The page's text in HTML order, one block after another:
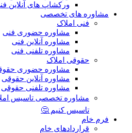
ورکشاپ های آنلاین
مشاوره های تخصصی
فنی املاک
مشاوره حضوری فنی
مشاوره آنلاین فنی
مشاوره تلفنی فنی
حقوقی املاک
مشاوره حضوری
مشاوره آنلاین حقوقی
مشاوره تلفنی حقوقی
مشاوره تخصصی تاسیس
تاسیس کنیم 🤔
فرم خام
قراردادهای خام